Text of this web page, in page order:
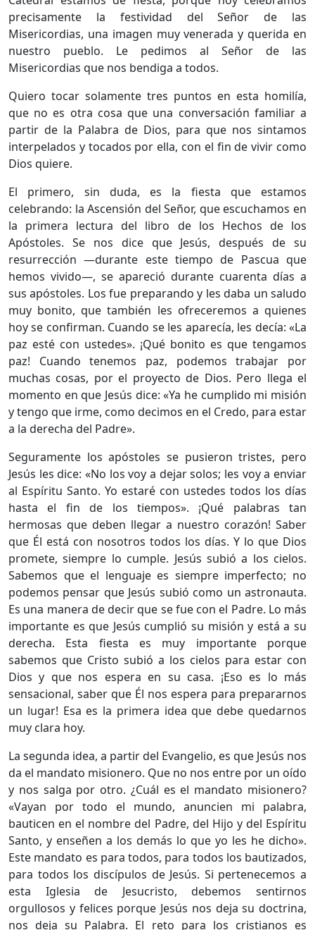
precisamente la festividad del Señor de las
Misericordias, una imagen muy venerada y querida en
nuestro pueblo. Le pedimos al Señor de las
Misericordias que nos bendiga a todos.
​Quiero tocar solamente tres puntos en esta homilía,
que no es otra cosa que una conversación familiar a
partir de la Palabra de Dios, para que nos sintamos
interpelados y tocados por ella, con el fin de vivir como
Dios quiere.
​El primero, sin duda, es la fiesta que estamos
celebrando: la Ascensión del Señor, que escuchamos en
la primera lectura del libro de los Hechos de los
Apóstoles. Se nos dice que Jesús, después de su
resurrección —durante este tiempo de Pascua que
hemos vivido—, se apareció durante cuarenta días a
sus apóstoles. Los fue preparando y les daba un saludo
muy bonito, que también les ofreceremos a quienes
hoy se confirman. Cuando se les aparecía, les decía: «La
paz esté con ustedes». ¡Qué bonito es que tengamos
paz! Cuando tenemos paz, podemos trabajar por
muchas cosas, por el proyecto de Dios. Pero llega el
momento en que Jesús dice: «Ya he cumplido mi misión
y tengo que irme, como decimos en el Credo, para estar
a la derecha del Padre».
​Seguramente los apóstoles se pusieron tristes, pero
Jesús les dice: «No los voy a dejar solos; les voy a enviar
al Espíritu Santo. Yo estaré con ustedes todos los días
hasta el fin de los tiempos». ¡Qué palabras tan
hermosas que deben llegar a nuestro corazón! Saber
que Él está con nosotros todos los días. Y lo que Dios
promete, siempre lo cumple. Jesús subió a los cielos.
Sabemos que el lenguaje es siempre imperfecto; no
podemos pensar que Jesús subió como un astronauta.
Es una manera de decir que se fue con el Padre. Lo más
importante es que Jesús cumplió su misión y está a su
derecha. Esta fiesta es muy importante porque
sabemos que Cristo subió a los cielos para estar con
Dios y que nos espera en su casa. ¡Eso es lo más
sensacional, saber que Él nos espera para prepararnos
un lugar! Esa es la primera idea que debe quedarnos
muy clara hoy.
​La segunda idea, a partir del Evangelio, es que Jesús nos
da el mandato misionero. Que no nos entre por un oído
y nos salga por otro. ¿Cuál es el mandato misionero?
«Vayan por todo el mundo, anuncien mi palabra,
bauticen en el nombre del Padre, del Hijo y del Espíritu
Santo, y enseñen a los demás lo que yo les he dicho».
Este mandato es para todos, para todos los bautizados,
para todos los discípulos de Jesús. Si pertenecemos a
esta Iglesia de Jesucristo, debemos sentirnos
orgullosos y felices porque Jesús nos deja su doctrina,
nos deja su Palabra. El reto para los cristianos es